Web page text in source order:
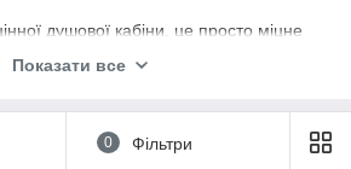
душової кабіни, це просто міцне
вона потрібна і які завдання
Показати все
0 Фільтри